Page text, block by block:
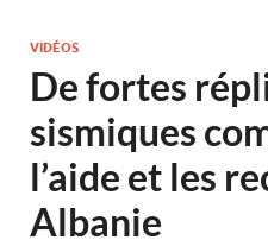
VIDÉOS
De fortes
sismiques
l’aide et les
Albanie